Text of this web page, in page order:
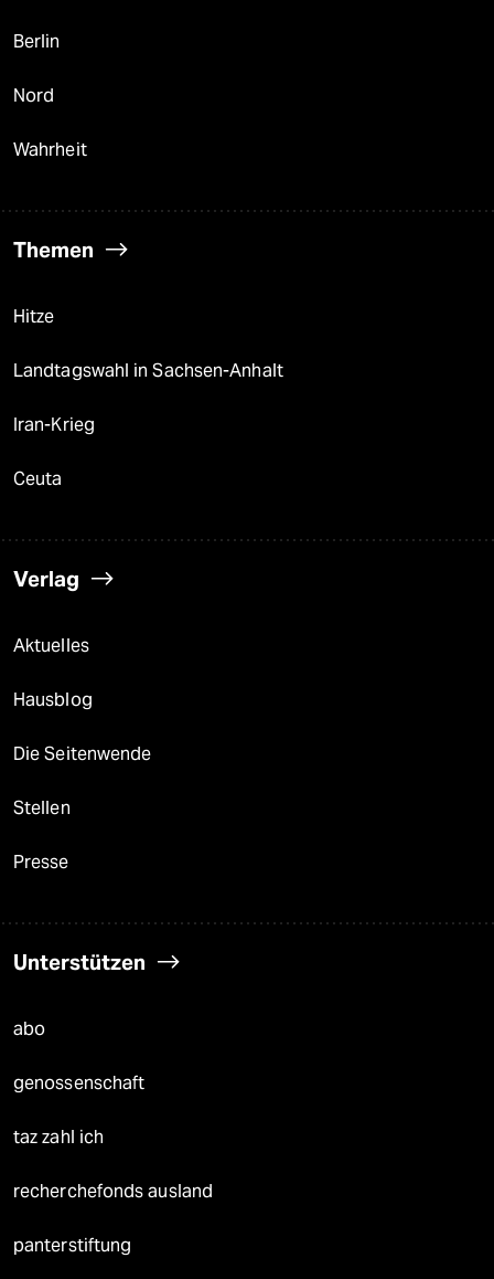
Berlin
Nord
Wahrheit
Themen
Hitze
Landtagswahl in Sachsen-Anhalt
Iran-Krieg
Ceuta
Verlag
Aktuelles
Hausblog
Die Seitenwende
Stellen
Presse
Unterstützen
abo
genossenschaft
taz zahl ich
recherchefonds ausland
panterstiftung